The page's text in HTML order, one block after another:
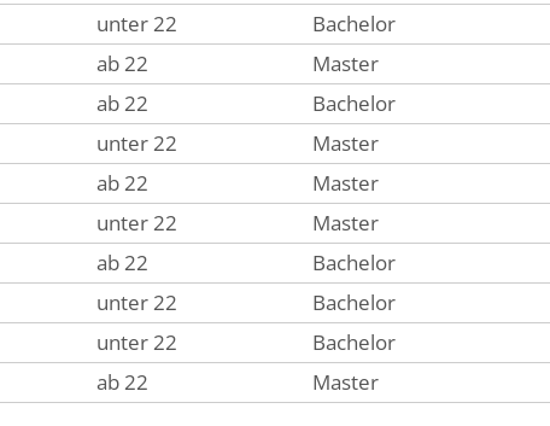
unter 22
Bachelor
ab 22
Master
ab 22
Bachelor
unter 22
Master
ab 22
Master
unter 22
Master
ab 22
Bachelor
unter 22
Bachelor
unter 22
Bachelor
ab 22 Master